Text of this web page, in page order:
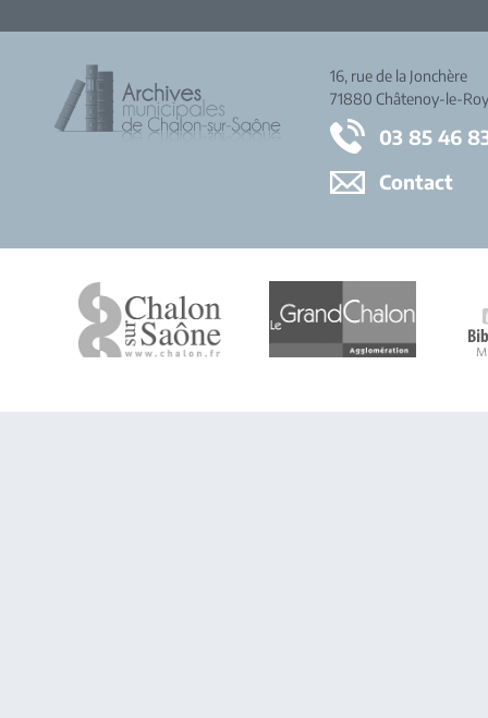
16, rue de la Jonchère
71880 Châtenoy-le-
03 85 46
Contact